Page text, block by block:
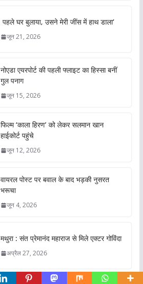
पहले घर बुलाया, उसने मेरी जींस में हाथ डाला’
जून 21, 2026
नोएडा एयरपोर्ट की पहली फ्लाइट का हिस्सा बनीं
गुल पनाग
जून 15, 2026
फिल्म ‘काला हिरण’ को लेकर सलमान खान
हाईकोर्ट पहुंचे
जून 12, 2026
वायरल पोस्ट पर बवाल के बाद भड़की नुसरत
भरूचा
जून 4, 2026
मथुरा : संत प्रेमानंद महाराज से मिले एक्टर गोविंदा
अप्रैल 27, 2026